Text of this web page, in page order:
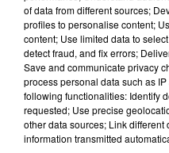
صدى المشرق
29 juin 2026 - 4 min 17 sec
صدى المشرق
صدى المشرق
of data from different sources;
profiles to personalise content;
content; Use limited data to
detect fraud, and fix errors;
Save and communicate privacy
process personal data such as
following functionalities: Identify
requested; Use precise
other data sources; Link
information transmitted